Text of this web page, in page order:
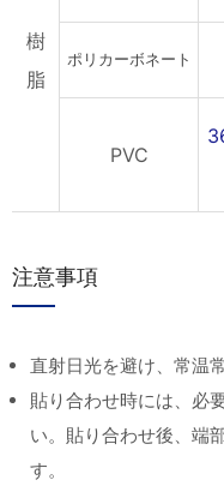
樹
脂
ポリカーボネート
PVC
注意事項
直射日光を避け、常温
貼り合わせ時には、必
い。貼り合わせ後、端
す。